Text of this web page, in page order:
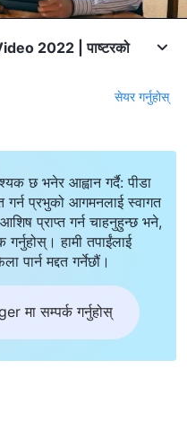
2022 | पाष्टरको
सेयर गर्नुहोस्
छ भनेर आह्वान गर्दै: पीडा
गर्न प्रभुको आगमनलाई स्वागत
प्राप्त गर्न चाहनुहुन्छ भने,
हामी तपाईंलाई
पार्न मद्दत गर्नेछौं।
मा सम्पर्क गर्नुहोस्